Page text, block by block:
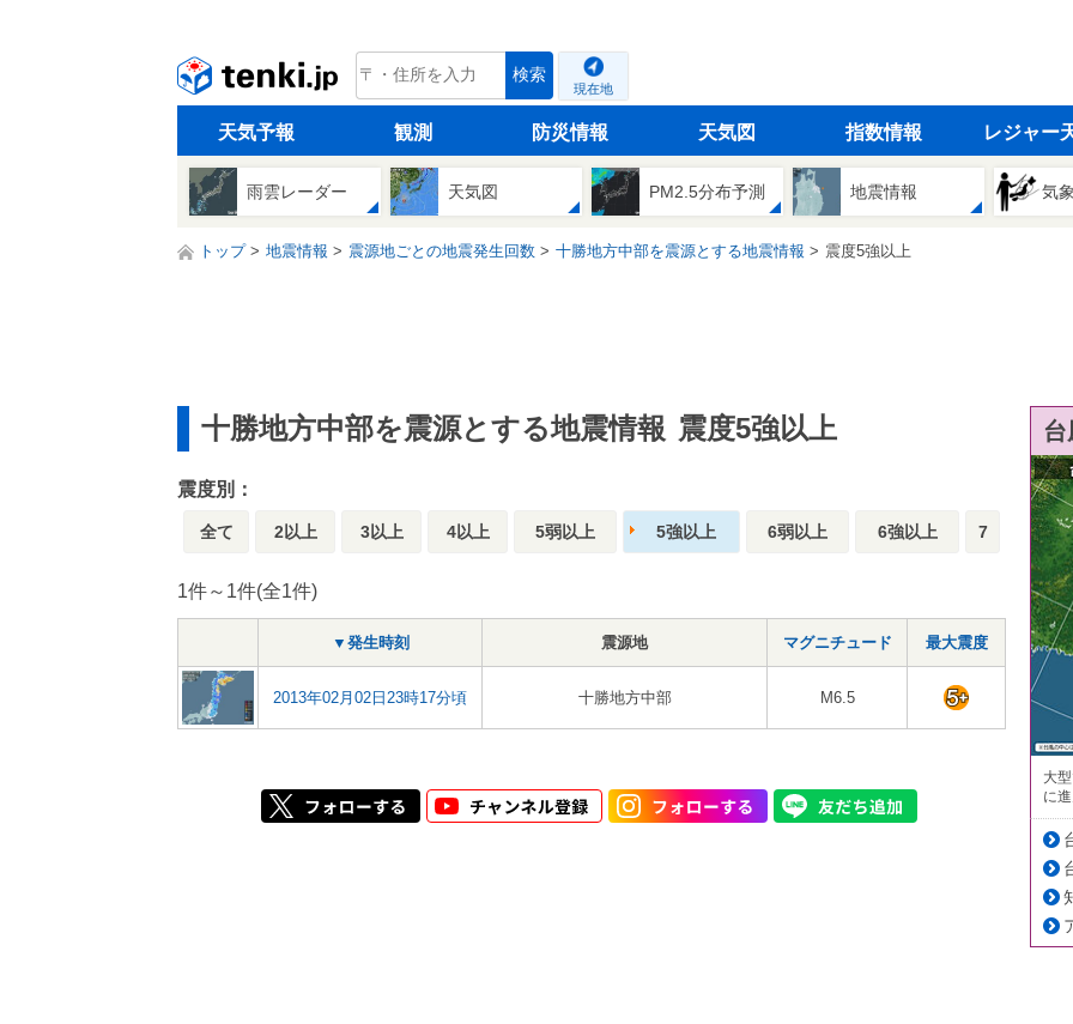
tenki.jp 検索
現在地
天気予報 観測 防災情報 天気図 指数情報 レジャー
雨雲レーダー 天気図 PM2.5分布予測 地震情報 気
トップ 地震情報 震源地ごとの地震発生回数 十勝地方中部を震源とする地震情報 震度5強以上
十勝地方中部を震源とする地震情報 震度5強以上
震度別：
全て 2以上 3以上 4以上 5弱以上 5強以上 6弱以上 6強以上 7
1件～1件(全1件)
▼発生時刻 震源地 マグニチュード 最大震度
2013年02月02日23時17分頃 十勝地方中部 M6.5
大
に